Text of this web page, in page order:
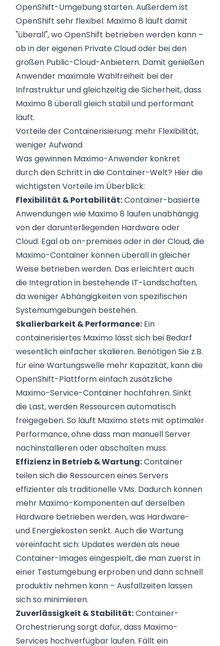
OpenShift-Umgebung starten. Außerdem ist
OpenShift sehr flexibel: Maximo 8 läuft damit
"überall", wo OpenShift betrieben werden kann –
ob in der eigenen Private Cloud oder bei den
großen Public-Cloud-Anbietern. Damit genießen
Anwender maximale Wahlfreiheit bei der
Infrastruktur und gleichzeitig die Sicherheit, dass
Maximo 8 überall gleich stabil und performant
läuft.
Vorteile der Containerisierung: mehr Flexibilität,
weniger Aufwand
Was gewinnen Maximo-Anwender konkret
durch den Schritt in die Container-Welt? Hier die
wichtigsten Vorteile im Überblick:
Flexibilität & Portabilität:Container-basierte
Anwendungen wie Maximo 8 laufen unabhängig
von der darunterliegenden Hardware oder
Cloud. Egal ob on-premises oder in der Cloud, die
Maximo-Container können überall in gleicher
Weise betrieben werden. Das erleichtert auch
die Integration in bestehende IT-Landschaften,
da weniger Abhängigkeiten von spezifischen
Systemumgebungen bestehen.
Skalierbarkeit & Performance: Ein
containerisiertes Maximo lässt sich bei Bedarf
wesentlich einfacher skalieren. Benötigen Sie z.B.
für eine Wartungswelle mehr Kapazität, kann die
OpenShift-Plattform einfach zusätzliche
Maximo-Service-Container hochfahren. Sinkt
die Last, werden Ressourcen automatisch
freigegeben. So läuft Maximo stets mit optimaler
Performance, ohne dass man manuell Server
nachinstallieren oder abschalten muss.
Effizienz in Betrieb & Wartung:Container
teilen sich die Ressourcen eines Servers
effizienter als traditionelle VMs. Dadurch können
mehr Maximo-Komponenten auf derselben
Hardware betrieben werden, was Hardware-
und Energiekosten senkt. Auch die Wartung
vereinfacht sich: Updates werden als neue
Container-Images eingespielt, die man zuerst in
einer Testumgebung erproben und dann schnell
produktiv nehmen kann – Ausfallzeiten lassen
sich so minimieren.
Zuverlässigkeit & Stabilität:Container-
Orchestrierung sorgt dafür, dass Maximo-
Services hochverfügbar laufen. Fällt ein